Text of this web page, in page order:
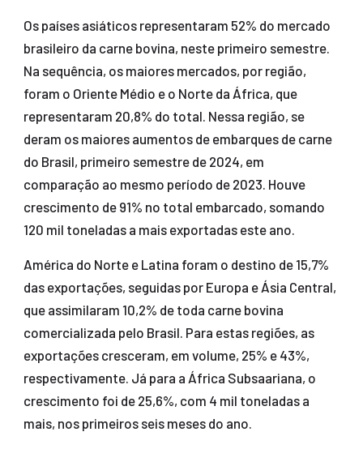
Os países asiáticos representaram 52% do mercado
brasileiro da carne bovina, neste primeiro semestre.
Na sequência, os maiores mercados, por região,
foram o Oriente Médio e o Norte da África, que
representaram 20,8% do total. Nessa região, se
deram os maiores aumentos de embarques de carne
do Brasil, primeiro semestre de 2024, em
comparação ao mesmo período de 2023. Houve
crescimento de 91% no total embarcado, somando
120 mil toneladas a mais exportadas este ano.
América do Norte e Latina foram o destino de 15,7%
das exportações, seguidas por Europa e Ásia Central,
que assimilaram 10,2% de toda carne bovina
comercializada pelo Brasil. Para estas regiões, as
exportações cresceram, em volume, 25% e 43%,
respectivamente. Já para a África Subsaariana, o
crescimento foi de 25,6%, com 4 mil toneladas a
mais, nos primeiros seis meses do ano.